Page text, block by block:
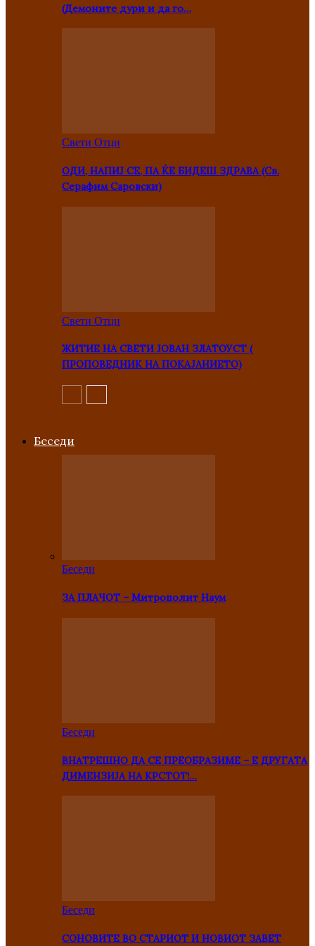
(Демоните дури и да го…
Свети Отци
ОДИ, НАПИЈ СЕ, ПА ЌЕ БИДЕШ ЗДРАВА (Св.
Серафим Саровски)
Свети Отци
ЖИТИЕ НА СВЕТИ ЈОВАН ЗЛАТОУСТ (
ПРОПОВЕДНИК НА ПОКАЈАНИЕТО)
Беседи
Беседи
ЗА ПЛАЧОТ – Митрополит Наум
Беседи
ВНАТРЕШНО ДА СЕ ПРЕОБРАЗИМЕ – Е ДРУГАТА
ДИМЕНЗИЈА НА КРСТОТ!…
Беседи
СОНОВИТЕ ВО СТАРИОТ И НОВИОТ ЗАВЕТ